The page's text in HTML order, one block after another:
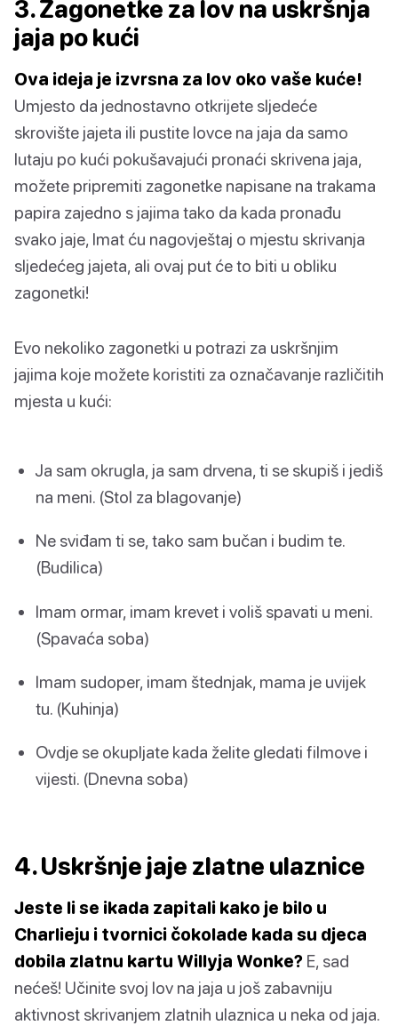
3. Zagonetke za lov na uskršnja
jaja po kući
Ova ideja je izvrsna za lov oko vaše kuće!
Umjesto da jednostavno otkrijete sljedeće
skrovište jajeta ili pustite lovce na jaja da samo
lutaju po kući pokušavajući pronaći skrivena jaja,
možete pripremiti zagonetke napisane na trakama
papira zajedno s jajima tako da kada pronađu
svako jaje, Imat ću nagovještaj o mjestu skrivanja
sljedećeg jajeta, ali ovaj put će to biti u obliku
zagonetki!
Evo nekoliko zagonetki u potrazi za uskršnjim
jajima koje možete koristiti za označavanje različitih
mjesta u kući:
Ja sam okrugla, ja sam drvena, ti se skupiš i jediš
na meni. (Stol za blagovanje)
Ne sviđam ti se, tako sam bučan i budim te.
(Budilica)
Imam ormar, imam krevet i voliš spavati u meni.
(Spavaća soba)
Imam sudoper, imam štednjak, mama je uvijek
tu. (Kuhinja)
Ovdje se okupljate kada želite gledati filmove i
vijesti. (Dnevna soba)
4. Uskršnje jaje zlatne ulaznice
Jeste li se ikada zapitali kako je bilo u
Charlieju i tvornici čokolade kada su djeca
dobila zlatnu kartu Willyja Wonke? E, sad
nećeš! Učinite svoj lov na jaja u još zabavniju
aktivnost skrivanjem zlatnih ulaznica u neka od jaja.